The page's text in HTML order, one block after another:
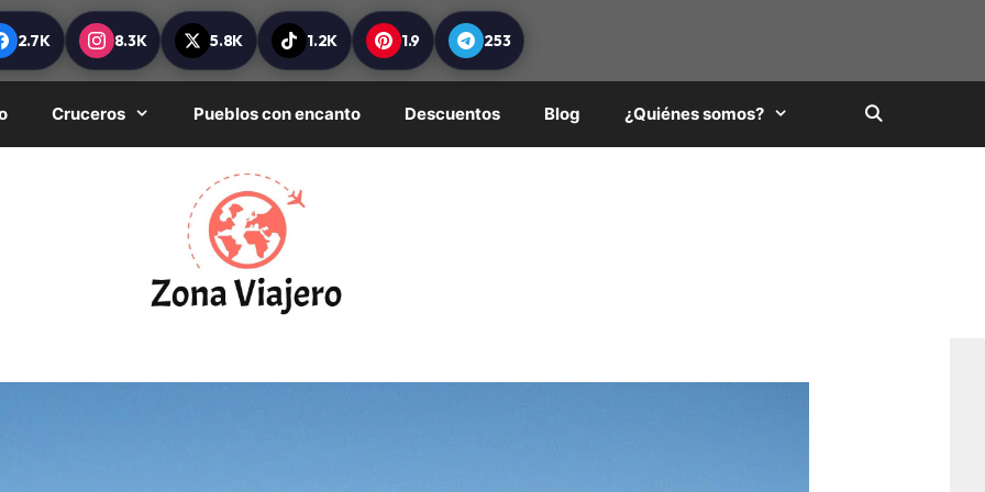
2.7K 8.3K 5.8K 1.2K 1.9 253
Cruceros Pueblos con encanto Descuentos Blog ¿Quiénes somos?